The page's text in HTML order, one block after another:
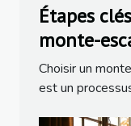
Étapes
monte-
domicile
Choisir un
est un